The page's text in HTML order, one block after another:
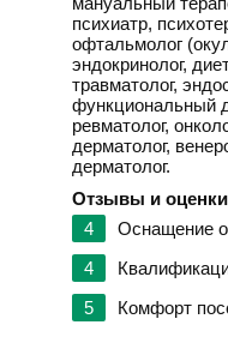
психиатр,
офтальмолог
эндокринолог,
травматолог,
функциональный
ревматолог,
дерматолог,
дерматолог.
Отзывы и
4
Оснащение
4
5
Комфорт